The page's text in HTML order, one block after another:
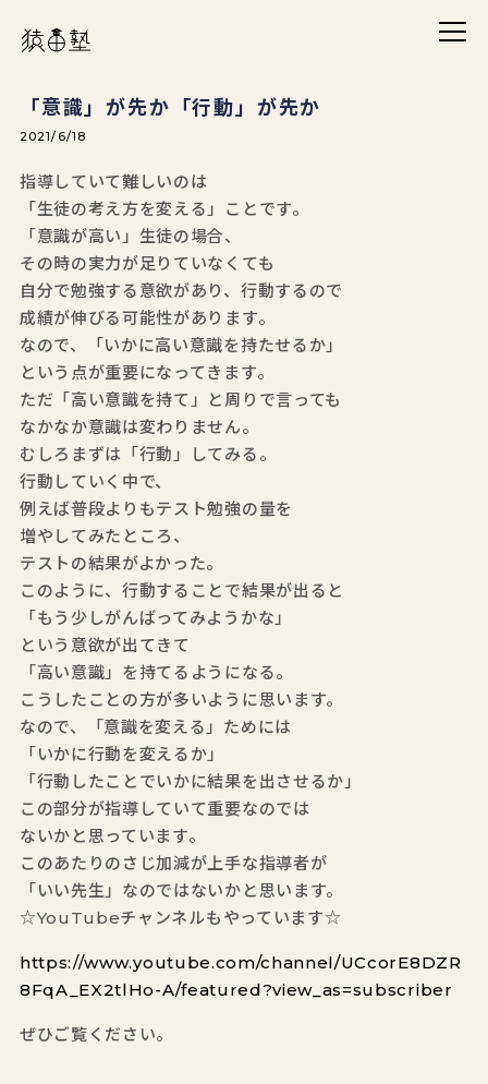
メニ
猿田塾
「意識」が先か「行動」が先か
2021/6/18
指導していて難しいのは
「生徒の考え方を変える」ことです。
「意識が高い」生徒の場合、
その時の実力が足りていなくても
自分で勉強する意欲があり、行動するので
成績が伸びる可能性があります。
なので、「いかに高い意識を持たせるか」
という点が重要になってきます。
ただ「高い意識を持て」と周りで言っても
なかなか意識は変わりません。
むしろまずは「行動」してみる。
行動していく中で、
例えば普段よりもテスト勉強の量を
増やしてみたところ、
テストの結果がよかった。
このように、行動することで結果が出ると
「もう少しがんばってみようかな」
という意欲が出てきて
「高い意識」を持てるようになる。
こうしたことの方が多いように思います。
なので、「意識を変える」ためには
「いかに行動を変えるか」
「行動したことでいかに結果を出させるか」
この部分が指導していて重要なのでは
ないかと思っています。
このあたりのさじ加減が上手な指導者が
「いい先生」なのではないかと思います。
☆YouTubeチャンネルもやっています☆
https://www.youtube.com/channel/UCcorE8DZR
8FqA_EX2tlHo-A/featured?view_as=subscriber
ぜひご覧ください。